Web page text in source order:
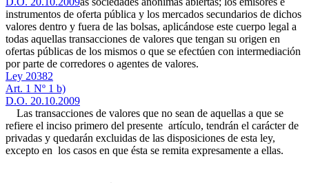
instrumentos de oferta pública y los mercados secundarios de dichos
valores dentro y fuera de las bolsas, aplicándose este cuerpo legal a
todas aquellas transacciones de valores que tengan su origen en
ofertas públicas de los mismos o que se efectúen con intermediación
por parte de corredores o agentes de valores.
Ley 20382
Art. 1 Nº 1 b)
D.O. 20.10.2009
Las transacciones de valores que no sean de aquellas a que se
refiere el inciso primero del presente artículo, tendrán el carácter de
privadas y quedarán excluidas de las disposiciones de esta ley,
excepto en los casos en que ésta se remita expresamente a ellas.